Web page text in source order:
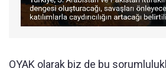
OYAK olarak biz de bu